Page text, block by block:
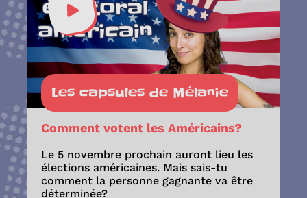
Les capsules de Mélanie
Comment votent les Américains?
Le 5 novembre prochain auront lieu les
élections américaines. Mais sais-tu
comment la personne gagnante va être
déterminée?